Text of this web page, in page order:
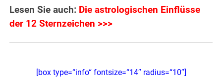
Lesen Sie auch: Die astrologischen Einflüsse
der 12 Sternzeichen >>>
[box type=“info“ fontsize=“14″ radius=“10″]